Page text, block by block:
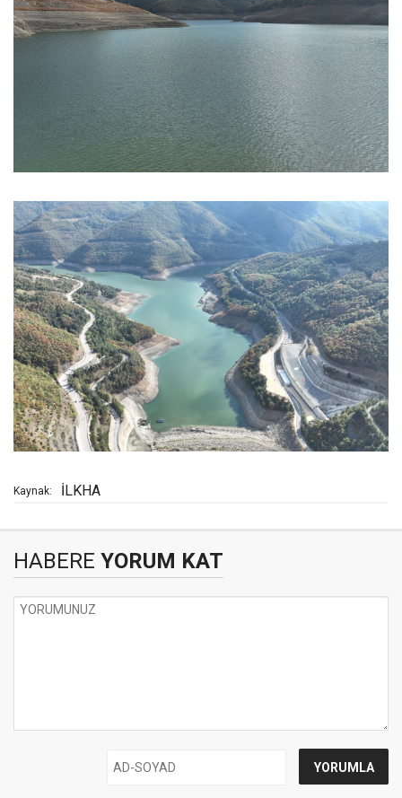
Kaynak: İLKHA
HABERE YORUM KAT